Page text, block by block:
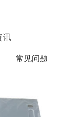
常见问题